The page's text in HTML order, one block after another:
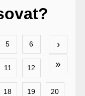
›
»
5 6
11 12
18 19 20